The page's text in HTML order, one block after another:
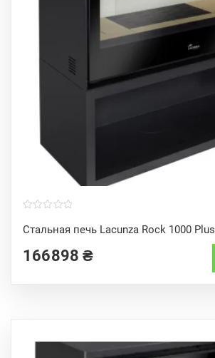
Стальная печь Lacunza Rock 1000 Plus
o
u
o
166898₴